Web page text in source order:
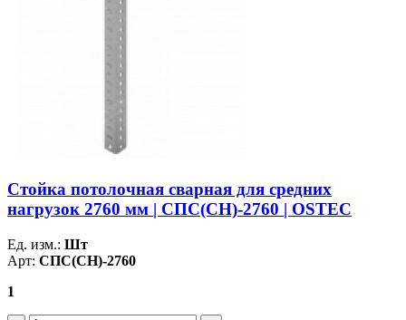
Стойка потолочная сварная для средних
нагрузок 2760 мм | СПС(СН)-2760 | OSTEC
Ед. изм.: Шт
Арт: СПС(СН)-2760
1